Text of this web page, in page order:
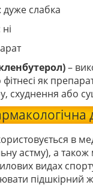
дуже слабка
–
як
схуднення або
в
астму), а
видах
підшкірний